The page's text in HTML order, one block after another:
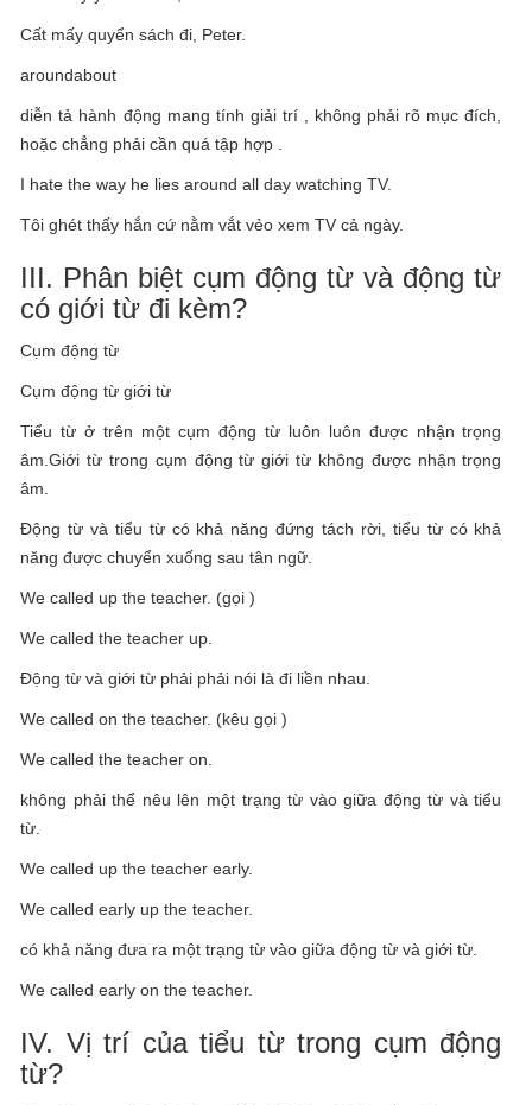
Cất mấy quyển sách đi, Peter.
aroundabout
diễn tả hành động mang tính giải trí , không phải rõ mục đích,
hoặc chẳng phải cần quá tập hợp .
I hate the way he lies around all day watching TV.
Tôi ghét thấy hắn cứ nằm vắt vẻo xem TV cả ngày.
III. Phân biệt cụm động từ và động từ
có giới từ đi kèm?
Cụm động từ
Cụm động từ giới từ
Tiểu từ ở trên một cụm động từ luôn luôn được nhận trọng
âm.Giới từ trong cụm động từ giới từ không được nhận trọng
âm.
Động từ và tiểu từ có khả năng đứng tách rời, tiểu từ có khả
năng được chuyển xuống sau tân ngữ.
We called up the teacher. (gọi )
We called the teacher up.
Động từ và giới từ phải phải nói là đi liền nhau.
We called on the teacher. (kêu gọi )
We called the teacher on.
không phải thể nêu lên một trạng từ vào giữa động từ và tiểu
từ.
We called up the teacher early.
We called early up the teacher.
có khả năng đưa ra một trạng từ vào giữa động từ và giới từ.
We called early on the teacher.
IV. Vị trí của tiểu từ trong cụm động
từ?